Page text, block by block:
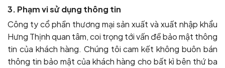
3. Phạm vi sử dụng thông tin
Công ty cổ phần thương mại sản xuất và xuất nhập khẩu
Hưng Thịnh quan tâm, coi trọng tới vấn đề bảo mật thông
tin của khách hàng. Chúng tôi cam kết không buôn bán
thông tin bảo mật của khách hàng cho bất kì bên thứ ba